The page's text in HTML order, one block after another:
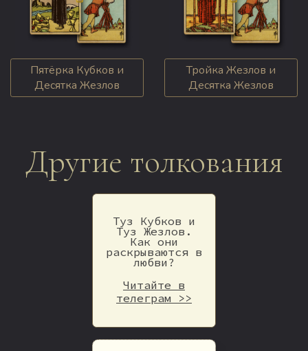
Пятёрка Кубков и
Десятка Жезлов
Тройка Жезлов и
Десятка Жезлов
Другие толкования
Туз Кубков и
Туз Жезлов.
Как они
раскрываются в
любви?
Читайте в
телеграм >>